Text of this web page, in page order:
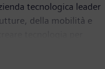
tecnologica leader
della mobilità e
il mondo
ai clienti di accelerare